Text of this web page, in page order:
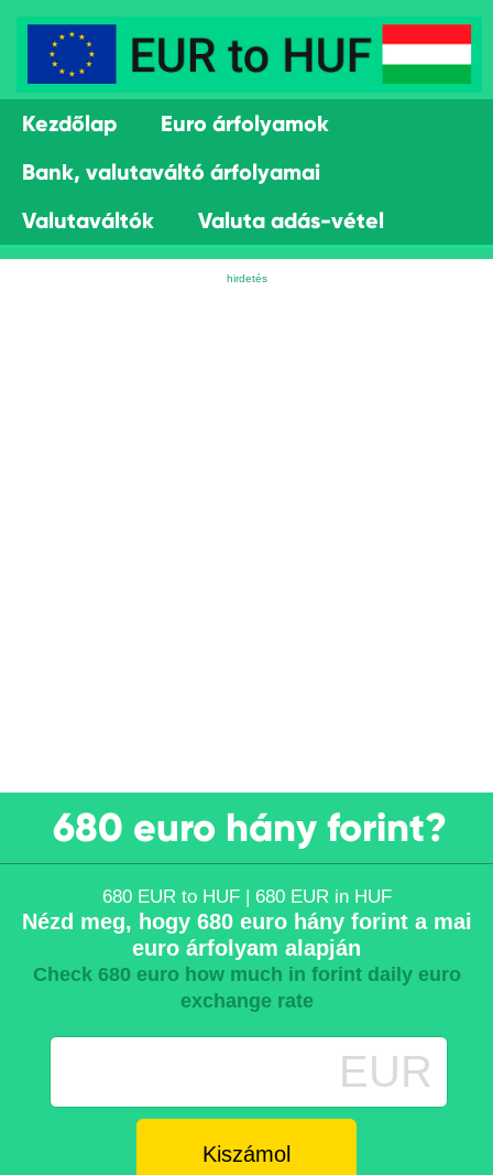
Kezdőlap
Euro árfolyamok
Bank, valutaváltó árfolyamai
Valutaváltók
Valuta adás-vétel
680 euro hány forint?
680 EUR to HUF | 680 EUR in HUF
Nézd meg, hogy 680 euro hány forint a mai
euro árfolyam alapján
Check 680 euro how much in forint daily euro
exchange rate
EUR